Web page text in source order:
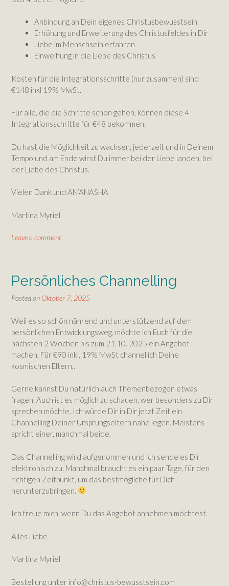
Anbindung an Dein eigenes Christusbewusstsein
Erhöhung und Erweiterung des Christusfeldes in Dir
Liebe im Menschsein erfahren
Einweihung in die Liebe des Christus
Kosten für die Integrationsschritte (nur zusammen) sind
€148 inkl 19% MwSt.
Für alle, die die Schritte schon gehen, können diese 4
Integrationsschritte für €48 bekommen.
Du hast die Möglichkeit zu wachsen, jederzeit und in Deinem
Tempo und am Ende wirst Du immer bei der Liebe landen, bei
der Liebe des Christus.
Vielen Dank und AN’ANASHA
Martina Myriel
Leave a comment
Persönliches Channelling
Posted on Oktober 7, 2025
Weil es so schön nährend und unterstützend auf dem
persönlichen Entwicklungsweg, möchte ich Euch für die
nächsten 2 Wochen bis zum 21.10. 2025 ein Angebot
machen. Für €90 inkl. 19% MwSt channel ich Deine
kosmischen Eltern,.
Gerne kannst Du natürlich auch Themenbezogen etwas
fragen. Auch ist es möglich zu schauen, wer besonders zu Dir
sprechen möchte. Ich würde Dir in Dir jetzt Zeit ein
Channelling Deiner Ursprungseltern nahe legen. Meistens
spricht einer, manchmal beide.
Das Channelling wird aufgenommen und ich sende es Dir
elektronisch zu. Manchmal braucht es ein paar Tage, für den
richtigen Zeitpunkt, um das bestmögliche für Dich
herunterzubringen.
Ich freue mich, wenn Du das Angebot annehmen möchtest.
Alles Liebe
Martina Myriel
Bestellung unter info@christus-bewusstsein.com